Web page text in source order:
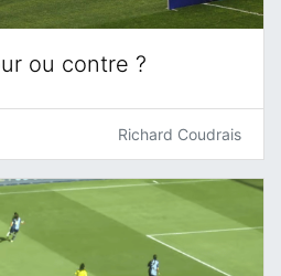
ou contre ?
Richard Coudrais